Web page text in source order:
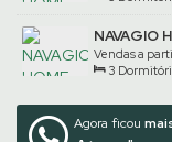
NAVAGIO
Vendas a
Brasil
3
Agora ficou